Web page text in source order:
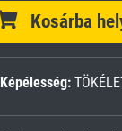
Kosárba
Képélesség: